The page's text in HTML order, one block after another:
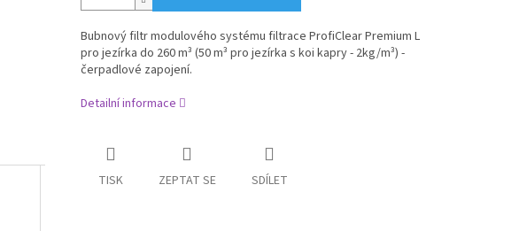
Bubnový filtr modulového systému filtrace ProfiClear Premium L
pro jezírka do 260 m³ (50 m³ pro jezírka s koi kapry - 2kg/m³) -
čerpadlové zapojení.
Detailní informace
TISK ZEPTAT SE SDÍLET